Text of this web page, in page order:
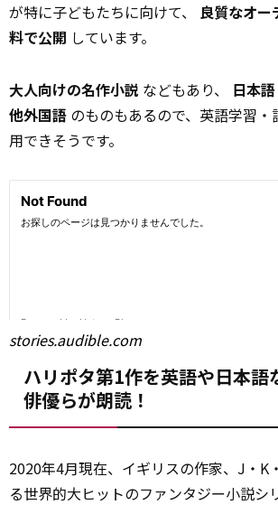
が特に子どもたちに向けて、 良質なオー
料で公開 しています。
大人向けの名作小説 などもあり、 日本語
他外国語 のものもあるので、英語学習
用できそうです。
stories.audible.com
ハリポタ第1作を英語や日本語
俳優らが朗読！
2020年4月現在、イギリスの作家、J・K
る世界的大ヒットのファンタジー小説シ